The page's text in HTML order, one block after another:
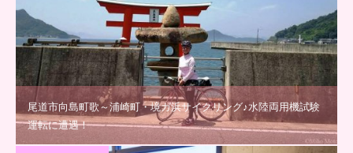
尾道市向島町歌～浦崎町・境ガ浜サイクリング♪水陸両用機試験
運転に遭遇！